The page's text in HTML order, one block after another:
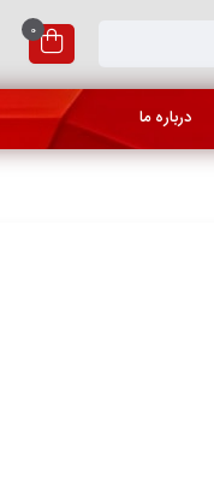
0
درباره ما